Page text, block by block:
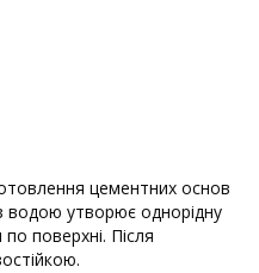
цементних основ
водою утворює однорідну
поверхні. Після